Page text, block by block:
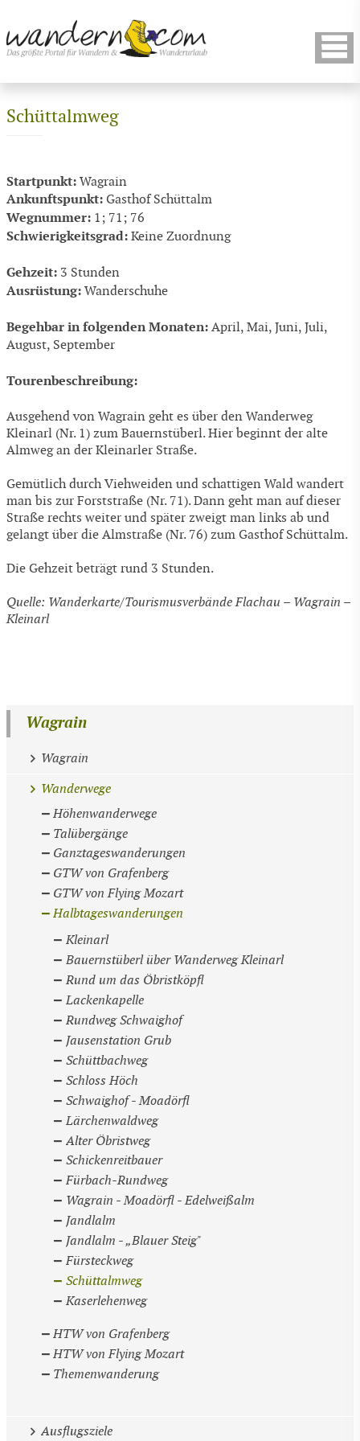
Schüttalmweg
Startpunkt: Wagrain
Ankunftspunkt: Gasthof Schüttalm
Wegnummer: 1; 71; 76
Schwierigkeitsgrad: Keine Zuordnung
Gehzeit: 3 Stunden
Ausrüstung: Wanderschuhe
Begehbar in folgenden Monaten: April, Mai, Juni, Juli,
August, September
Tourenbeschreibung:
Ausgehend von Wagrain geht es über den Wanderweg
Kleinarl (Nr. 1) zum Bauernstüberl. Hier beginnt der alte
Almweg an der Kleinarler Straße.
Gemütlich durch Viehweiden und schattigen Wald wandert
man bis zur Forststraße (Nr. 71). Dann geht man auf dieser
Straße rechts weiter und später zweigt man links ab und
gelangt über die Almstraße (Nr. 76) zum Gasthof Schüttalm.
Die Gehzeit beträgt rund 3 Stunden.
Quelle: Wanderkarte/Tourismusverbände Flachau – Wagrain –
Kleinarl
Wagrain
Wagrain
Wanderwege
Höhenwanderwege
Talübergänge
Ganztageswanderungen
GTW von Grafenberg
GTW von Flying Mozart
Halbtageswanderungen
Kleinarl
Bauernstüberl über Wanderweg Kleinarl
Rund um das Öbristköpfl
Lackenkapelle
Rundweg Schwaighof
Jausenstation Grub
Schüttbachweg
Schloss Höch
Schwaighof - Moadörfl
Lärchenwaldweg
Alter Öbristweg
Schickenreitbauer
Fürbach-Rundweg
Wagrain - Moadörfl - Edelweißalm
Jandlalm
Jandlalm - „Blauer Steig"
Fürsteckweg
Schüttalmweg
Kaserlehenweg
HTW von Grafenberg
HTW von Flying Mozart
Themenwanderung
Ausflugsziele